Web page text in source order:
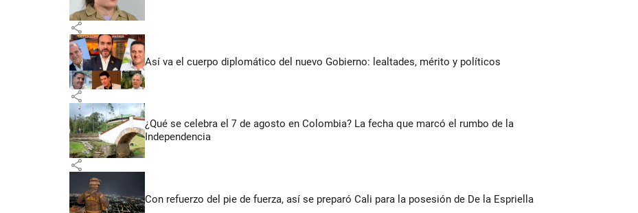
share
Así va el cuerpo diplomático del nuevo Gobierno: lealtades, mérito y políticos
share
¿Qué se celebra el 7 de agosto en Colombia? La fecha que marcó el rumbo de la
Independencia
share
Con refuerzo del pie de fuerza, así se preparó Cali para la posesión de De la Espriella